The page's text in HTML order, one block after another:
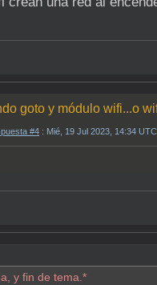
goto y módulo wifi...o
#4 : Mié, 19 Jul 2023, 14:34
y fin de tema.*